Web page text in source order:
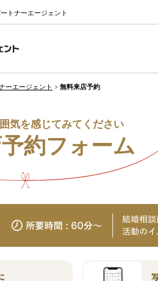
トナーエージェント
ーエージェント > 無料来店予約
気を感じてみてください
約フォーム